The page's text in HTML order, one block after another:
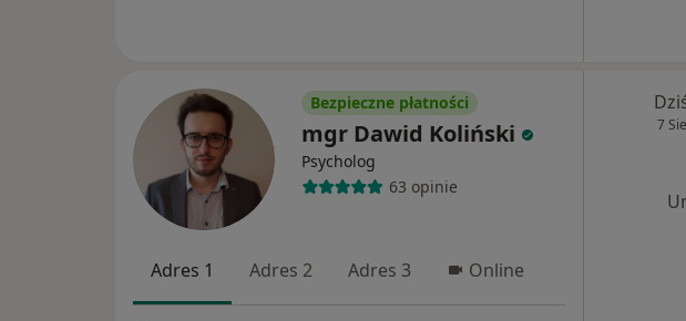
Bezpieczne płatności
mgr Dawid Koliński
Psycholog
63 opinie
Adres 1 Adres 2 Adres 3 Online
7 Sie